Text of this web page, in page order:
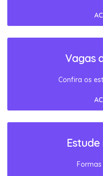
Vagas
Confira os
Estude
Formas